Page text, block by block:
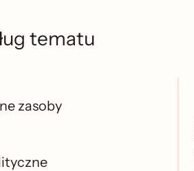
tematu
zasoby